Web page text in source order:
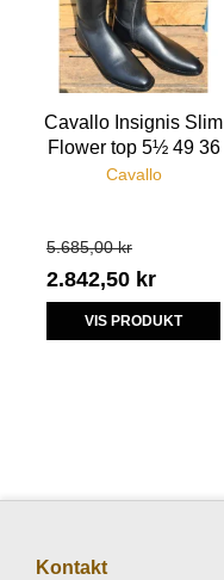
Cavallo Insignis Slim
Flower top 5½ 49 36
Cavallo
5.685,00 kr
2.842,50 kr
VIS PRODUKT
Kontakt